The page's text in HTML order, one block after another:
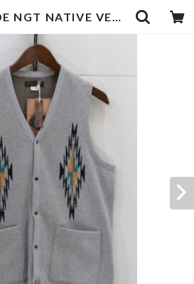
WESTRIDE NGT NATIVE VEST | goodbadstore